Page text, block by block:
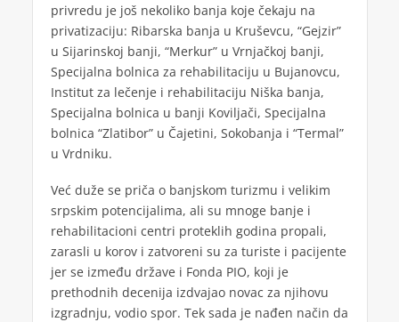
privredu je još nekoliko banja koje čekaju na
privatizaciju: Ribarska banja u Kruševcu, “Gejzir”
u Sijarinskoj banji, “Merkur” u Vrnjačkoj banji,
Specijalna bolnica za rehabilitaciju u Bujanovcu,
Institut za lečenje i rehabilitaciju Niška banja,
Specijalna bolnica u banji Koviljači, Specijalna
bolnica “Zlatibor” u Čajetini, Sokobanja i “Termal”
u Vrdniku.
Već duže se priča o banjskom turizmu i velikim
srpskim potencijalima, ali su mnoge banje i
rehabilitacioni centri proteklih godina propali,
zarasli u korov i zatvoreni su za turiste i pacijente
jer se između države i Fonda PIO, koji je
prethodnih decenija izdvajao novac za njihovu
izgradnju, vodio spor. Tek sada je nađen način da